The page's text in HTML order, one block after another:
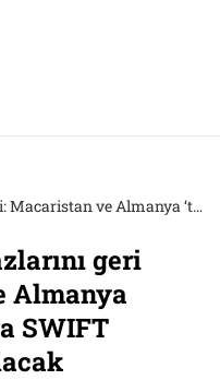
Kıbrıs ve İtalya itirazlarını geri çekti: Macaristan ve Almanya ‘tamam’ derse, Rusya SWIFT sisteminden çıkartılacak
geri
Almanya
SWIFT